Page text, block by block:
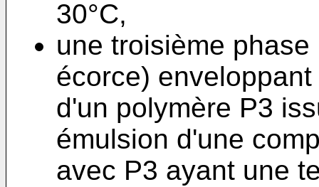
30°C,
une troisième
écorce)
d'un polymère P3
émulsion d'une
avec P3 ayant une